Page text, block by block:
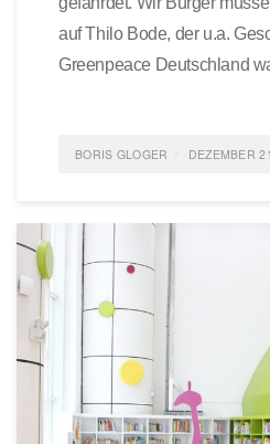
auf Thilo Bode, der u.a.
Greenpeace Deutschland
BORIS GLOGER DEZEMBER
NACHHALTIGKEIT
BÜCHER,SUSTAINABILITY